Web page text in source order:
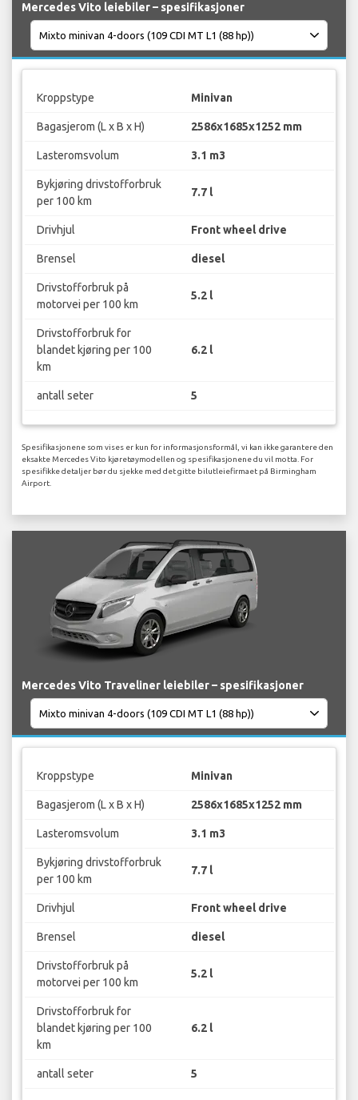
Mercedes Vito leiebiler – spesifikasjoner
Kroppstype Minivan
Bagasjerom (L x B x H) 2586x1685x1252 mm
Lasteromsvolum 3.1 m3
Bykjøring drivstofforbruk
per 100 km
7.7 l
Drivhjul Front wheel drive
Brensel diesel
Drivstofforbruk på
motorvei per 100 km
5.2 l
Drivstofforbruk for
blandet kjøring per 100
km
6.2 l
antall seter 5
Spesifikasjonene som vises er kun for informasjonsformål, vi kan ikke garantere den
eksakte Mercedes Vito kjøretøymodellen og spesifikasjonene du vil motta. For
spesifikke detaljer bør du sjekke med det gitte bilutleiefirmaet på Birmingham
Airport.
Mercedes Vito Traveliner leiebiler – spesifikasjoner
Kroppstype Minivan
Bagasjerom (L x B x H) 2586x1685x1252 mm
Lasteromsvolum 3.1 m3
Bykjøring drivstofforbruk
per 100 km
7.7 l
Drivhjul Front wheel drive
Brensel diesel
Drivstofforbruk på
motorvei per 100 km
5.2 l
Drivstofforbruk for
blandet kjøring per 100
km
6.2 l
antall seter 5